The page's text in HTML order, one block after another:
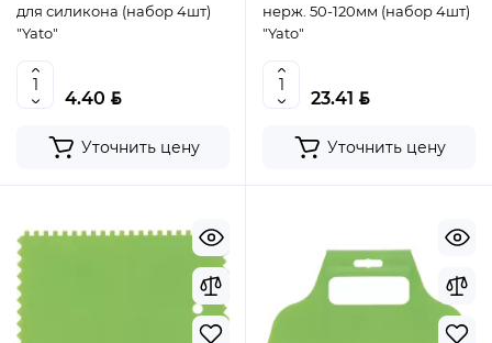
для силикона (набор 4шт)
"Yato"
4.40 BYN
Уточнить цену
нерж. 50-120мм (набор 4шт)
"Yato"
23.41 BYN
Уточнить цену